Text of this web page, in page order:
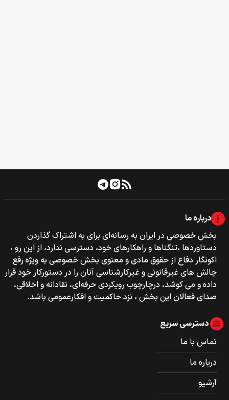
درباره ما
بخش خصوصی‌‌ در ایران به رسانه‌ای برای به اشتراک گذاردن
دستاوردها ،تنگناها و راهکارهای خود، دسترسی ندارد، از این رو ،
اکونگار دفاع از حقوق مادی و معنوی بخش خصوصی به ویژه رفع
چالش های غیرقانونی و غیرکارشناسی آنان را در دستورکار خود قرار
داده و می کوشد، درچارچوب رویکردی حرفه‌ای، نقادانه و اخلاقی،
صدای فعالان این بخش ، نزد حاکمیت و افکارعمومی باشد.
دسترسی سریع
تماس با ما
درباره ما
آرشیو